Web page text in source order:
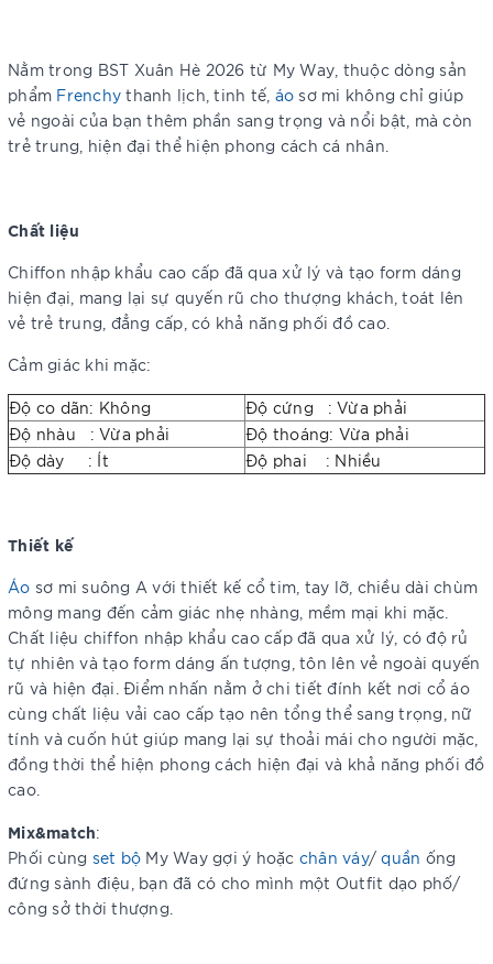
Nằm trong BST Xuân Hè 2026 từ My Way, thuộc dòng sản
phẩm Frenchy thanh lịch, tinh tế, áo sơ mi không chỉ giúp
vẻ ngoài của bạn thêm phần sang trọng và nổi bật, mà còn
trẻ trung, hiện đại thể hiện phong cách cá nhân.
Chất liệu
Chiffon nhập khẩu cao cấp đã qua xử lý và tạo form dáng
hiện đại, mang lại sự quyến rũ cho thượng khách, toát lên
vẻ trẻ trung, đẳng cấp, có khả năng phối đồ cao.
Cảm giác khi mặc:
Độ co dãn: Không
Độ cứng : Vừa phải
Độ nhàu : Vừa phải
Độ thoáng: Vừa phải
Độ dày : Ít
Độ phai : Nhiều
Thiết kế
Áo sơ mi suông A với thiết kế cổ tim, tay lỡ, chiều dài chùm
mông mang đến cảm giác nhẹ nhàng, mềm mại khi mặc.
Chất liệu chiffon nhập khẩu cao cấp đã qua xử lý, có độ rủ
tự nhiên và tạo form dáng ấn tượng, tôn lên vẻ ngoài quyến
rũ và hiện đại. Điểm nhấn nằm ở chi tiết đính kết nơi cổ áo
cùng chất liệu vải cao cấp tạo nên tổng thể sang trọng, nữ
tính và cuốn hút giúp mang lại sự thoải mái cho người mặc,
đồng thời thể hiện phong cách hiện đại và khả năng phối đồ
cao.
Mix&match:
Phối cùng set bộ My Way gợi ý hoặc chân váy/quần ống
đứng sành điệu, bạn đã có cho mình một Outfit dạo phố/
công sở thời thượng.